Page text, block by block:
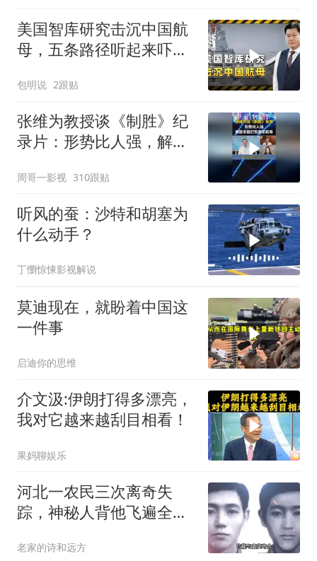
美国智库研究击沉中国航
母，五条路径听起来吓
包明说 2跟贴
张维为教授谈《制胜》纪
录片：形势比人强，解放
周哥一影视 310跟贴
听风的蚕：沙特和胡塞为
什么动手？
丁懰惊悚影视解说
莫迪现在，就盼着中国这
一件事
启迪你的思维
介文汲:伊朗打得多漂亮，
我对它越来越刮目相看！
果妈聊娱乐
河北一农民三次离奇失
踪，神秘人背他飞遍全中
老家的诗和远方